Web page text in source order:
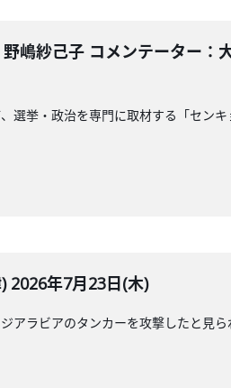
嶋紗己子 コメンテーター：
選挙・政治を専門に取材する「セン
2026年7月23日(木)
アラビアのタンカーを攻撃したと見